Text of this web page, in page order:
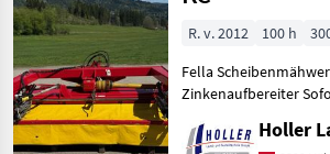
Fella
R. v. 2012 100 h
Fella
Zinkenaufbereiter
hriadeľ: Kotúče,